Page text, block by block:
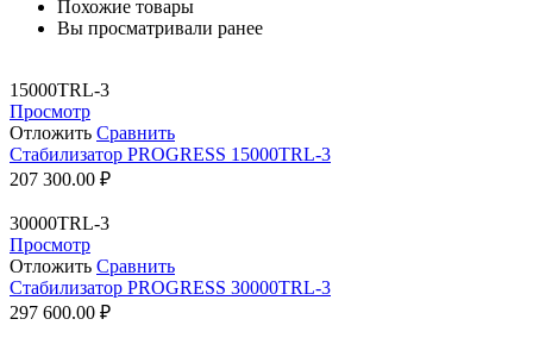
Похожие товары
Вы просматривали ранее
15000TRL-3
Просмотр
Отложить Сравнить
Стабилизатор PROGRESS 15000TRL-3
207 300.00 ₽
30000TRL-3
Просмотр
Отложить Сравнить
Стабилизатор PROGRESS 30000TRL-3
297 600.00 ₽